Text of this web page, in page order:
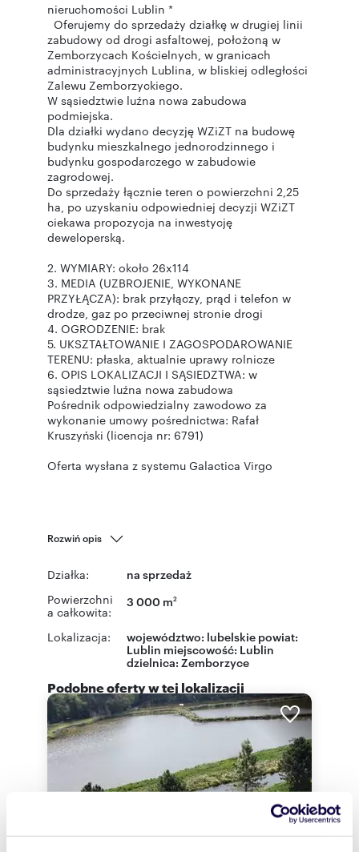
nieruchomości Lublin *
Oferujemy do sprzedaży działkę w drugiej linii
zabudowy od drogi asfaltowej, położoną w
Zemborzycach Kościelnych, w granicach
administracyjnych Lublina, w bliskiej odległości
Zalewu Zemborzyckiego.
W sąsiedztwie luźna nowa zabudowa
podmiejska.
Dla działki wydano decyzję WZiZT na budowę
budynku mieszkalnego jednorodzinnego i
budynku gospodarczego w zabudowie
zagrodowej.
Do sprzedaży łącznie teren o powierzchni 2,25
ha, po uzyskaniu odpowiedniej decyzji WZiZT
ciekawa propozycja na inwestycję
deweloperską.
2. WYMIARY: około 26x114
3. MEDIA (UZBROJENIE, WYKONANE
PRZYŁĄCZA): brak przyłączy, prąd i telefon w
drodze, gaz po przeciwnej stronie drogi
4. OGRODZENIE: brak
5. UKSZTAŁTOWANIE I ZAGOSPODAROWANIE
TERENU: płaska, aktualnie uprawy rolnicze
6. OPIS LOKALIZACJI I SĄSIEDZTWA: w
sąsiedztwie luźna nowa zabudowa
Pośrednik odpowiedzialny zawodowo za
wykonanie umowy pośrednictwa: Rafał
Kruszyński (licencja nr: 6791)
Oferta wysłana z systemu Galactica Virgo
Rozwiń opis
Działka: na sprzedaż
Powierzchni
a całkowita:
3 000 m2
Lokalizacja: województwo: lubelskie powiat:
Lublin miejscowość: Lublin
dzielnica: Zemborzyce
Podobne oferty w tej lokalizacji